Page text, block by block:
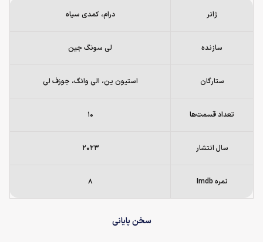
ژانر درام، کمدی سیاه
سازنده لی سونگ جین
ستارگان استیون ین، الی وانگ، جوزف لی
تعداد قسمت‌ها ۱۰
سال انتشار ۲۰۲۳
نمره Imdb ۸
سخن پایانی